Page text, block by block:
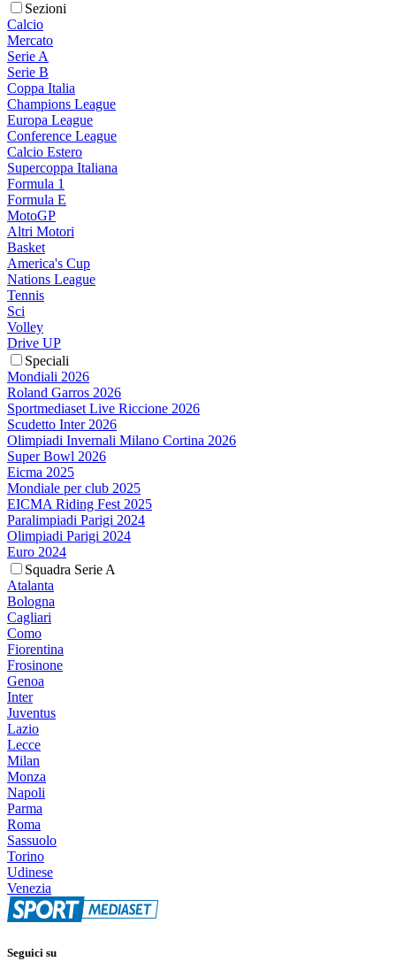
Sezioni
Calcio
Mercato
Serie A
Serie B
Coppa Italia
Champions League
Europa League
Conference League
Calcio Estero
Supercoppa Italiana
Formula 1
Formula E
MotoGP
Altri Motori
Basket
America's Cup
Nations League
Tennis
Sci
Volley
Drive UP
Speciali
Mondiali 2026
Roland Garros 2026
Sportmediaset Live Riccione 2026
Scudetto Inter 2026
Olimpiadi Invernali Milano Cortina 2026
Super Bowl 2026
Eicma 2025
Mondiale per club 2025
EICMA Riding Fest 2025
Paralimpiadi Parigi 2024
Olimpiadi Parigi 2024
Euro 2024
Squadra Serie A
Atalanta
Bologna
Cagliari
Como
Fiorentina
Frosinone
Genoa
Inter
Juventus
Lazio
Lecce
Milan
Monza
Napoli
Parma
Roma
Sassuolo
Torino
Udinese
Venezia
Seguici su